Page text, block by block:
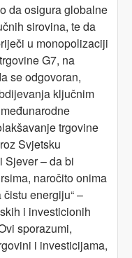
da osigura globalne
sirovina, te da
u monopolizaciji
G7, na
se odgovoran,
ključnim
trgovine
Svjetsku
Sjever – da bi
naročito onima
energiju“ –
i investicionih
sporazumi,
i investicijama,